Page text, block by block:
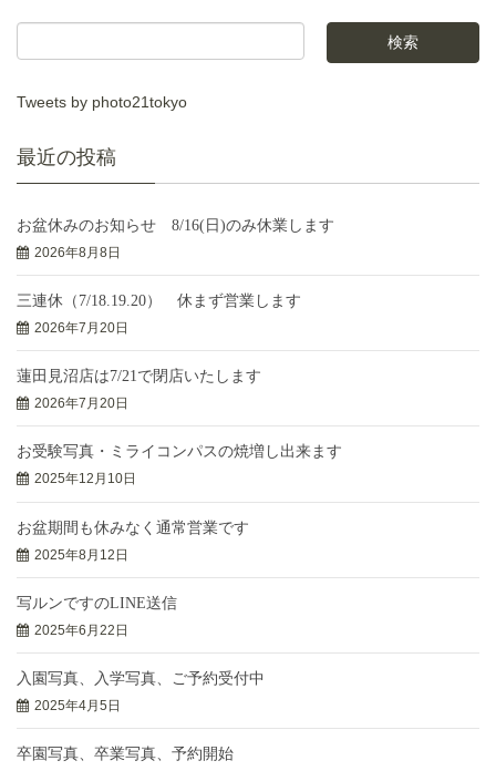
Tweets by photo21tokyo
最近の投稿
お盆休みのお知らせ 8/16(日)のみ休業します
2026年8月8日
三連休（7/18.19.20） 休まず営業します
2026年7月20日
蓮田見沼店は7/21で閉店いたします
2026年7月20日
お受験写真・ミライコンパスの焼増し出来ます
2025年12月10日
お盆期間も休みなく通常営業です
2025年8月12日
写ルンですのLINE送信
2025年6月22日
入園写真、入学写真、ご予約受付中
2025年4月5日
卒園写真、卒業写真、予約開始